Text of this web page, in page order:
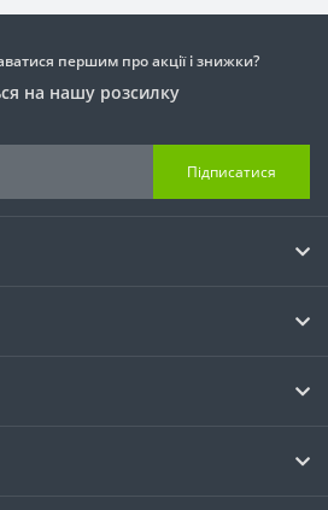
першим про акції і знижки?
на нашу розсилку
Підписатися